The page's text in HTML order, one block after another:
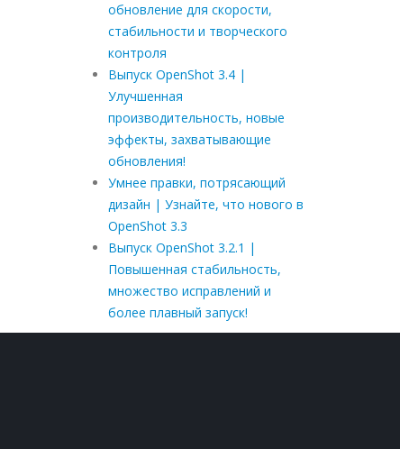
обновление для скорости,
стабильности и творческого
контроля
Выпуск OpenShot 3.4 |
Улучшенная
производительность, новые
эффекты, захватывающие
обновления!
Умнее правки, потрясающий
дизайн | Узнайте, что нового в
OpenShot 3.3
Выпуск OpenShot 3.2.1 |
Повышенная стабильность,
множество исправлений и
более плавный запуск!